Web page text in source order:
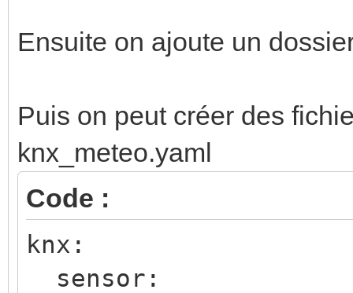
Ensuite on ajoute un
Puis on peut créer des
knx_meteo.yaml
Code :
knx:
sensor: